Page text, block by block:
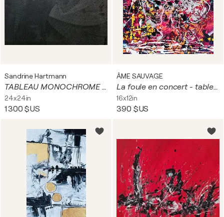
Sandrine Hartmann
TABLEAU MONOCHROME PEINTURE NOIR MINIMALISTE ABSTRAIT
24x24in
1 300 $US
ÂME SAUVAGE
La foule en concert - tableau abstrait rouge noir
16x12in
390 $US